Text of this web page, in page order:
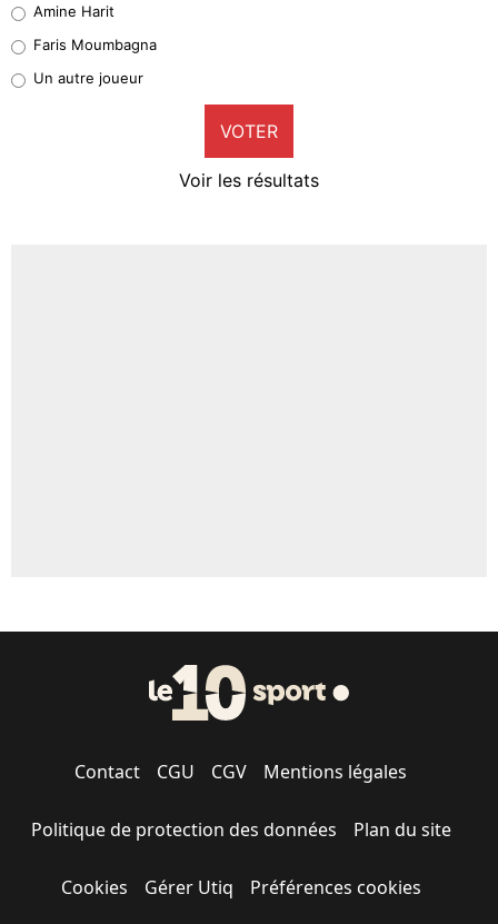
1%
9%
Amine Harit
Faris Moumbagna
Un autre joueur
VOTER
Voir les résultats
Contact CGU CGV Mentions légales
Politique de protection des données Plan du site
Cookies Gérer Utiq Préférences cookies